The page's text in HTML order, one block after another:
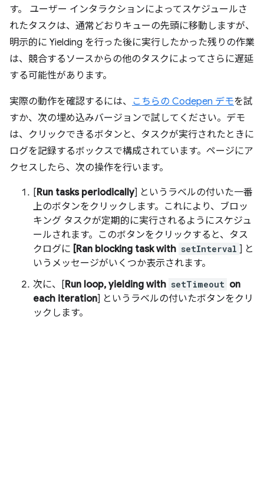
す。 ユーザー インタラクションによってスケジュールさ
れたタスクは、通常どおりキューの先頭に移動しますが、
明示的に Yielding を行った後に実行したかった残りの作業
は、競合するソースからの他のタスクによってさらに遅延
する可能性があります。
実際の動作を確認するには、 こちらの Codepen デモを試
すか、次の埋め込みバージョンで試してください。デモ
は、クリックできるボタンと、タスクが実行されたときに
ログを記録するボックスで構成されています。ページにア
クセスしたら、次の操作を行います。
[Run tasks periodically] というラベルの付いた一番
上のボタンをクリックします。これにより、ブロッ
キング タスクが定期的に実行されるようにスケジュ
ールされます。このボタンをクリックすると、タス
クログに [Ran blocking task with setInterval ] と
いうメッセージがいくつか表示されます。
次に、[Run loop, yielding with setTimeout on
each iteration] というラベルの付いたボタンをクリ
ックします。